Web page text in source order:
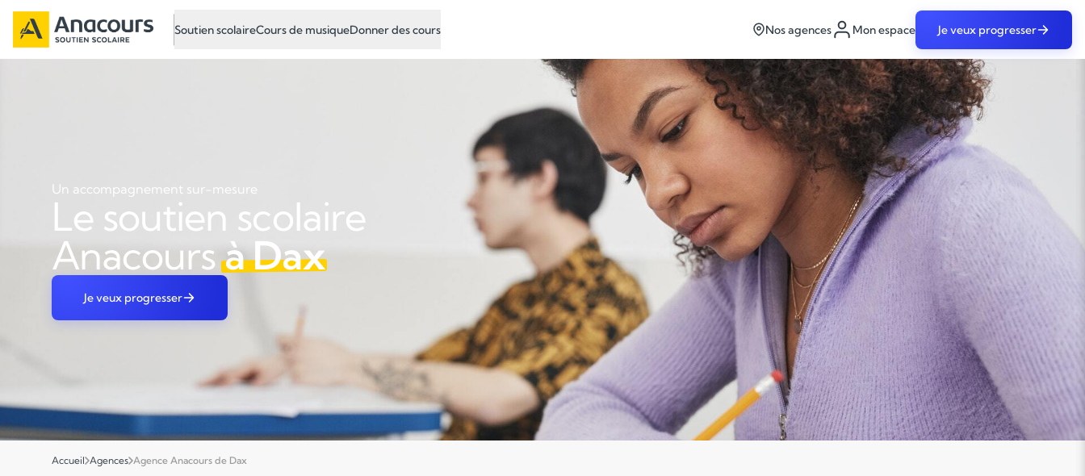
Soutien scolaireCours de musiqueDonner des cours Nos agences Mon espace Je veux progresser
Un accompagnement sur-mesure
Le soutien scolaire
Anacoursà Dax
Je veux progresser
Accueil Agences Agence Anacours de Dax